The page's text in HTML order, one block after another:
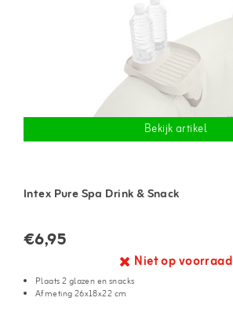
Bekijk artikel
Intex Pure Spa Drink & Snack
€6,95
Niet op voorraad
Plaats 2 glazen en snacks
Afmeting 26x18x22 cm